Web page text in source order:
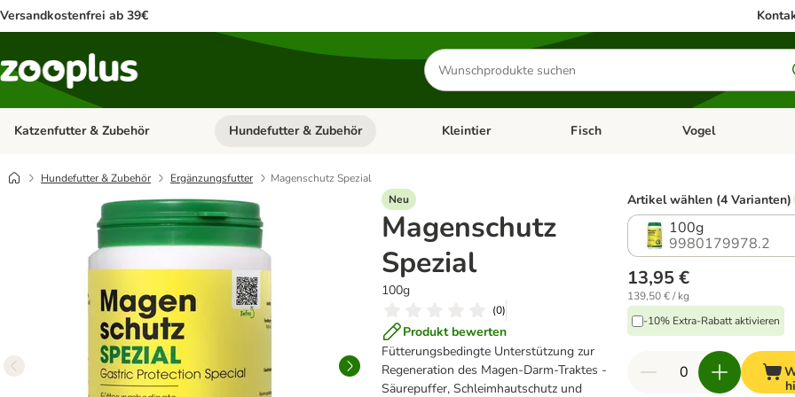
Versandkostenfrei ab 39€
Produkte
suchen
Katzenfutter & Zubehör Kategorie-Menü öffnen: Katzenfutter & Zubehör
Hundefutter & Zubehör Kategorie-Menü öffnen: Hundefutter & Zubehör
Kleintier Kategorie-Menü öffnen: Kleintier
Fisch Kategorie-Menü
Vogel
Hundefutter & Zubehör Ergänzungsfutter
Magenschutz Spezial
Neu
Magenschutz
Spezial
100g
(0)
Produkt bewerten
Fütterungsbedingte Unterstützung zur
Regeneration des Magen-Darm-Traktes -
Säurepuffer, Schleimhautschutz und
Artikel wählen (4 Varianten)
100g
9980179978.2
13,95 €
139,50 € / kg
-10% Extra-Rabatt aktivieren